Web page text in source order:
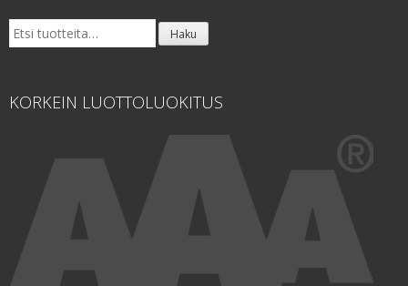
Etsi: Haku
KORKEIN LUOTTOLUOKITUS